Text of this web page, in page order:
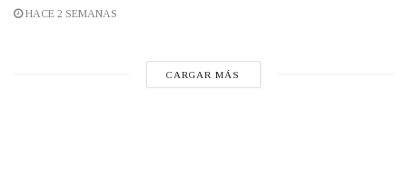
HACE 2 SEMANAS
CARGAR MÁS